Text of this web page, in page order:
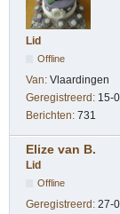
Lid
Offline
Van: Vlaardingen
Geregistreerd: 15-
Berichten: 731
Elize van B.
Lid
Offline
Geregistreerd: 27-